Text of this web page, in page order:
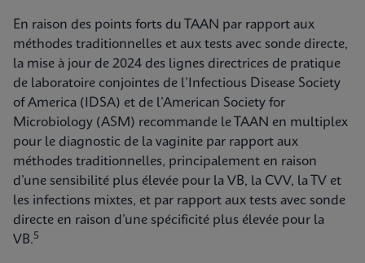
En raison des points forts du TAAN par rapport aux
méthodes traditionnelles et aux tests avec sonde directe,
la mise à jour de 2024 des lignes directrices de pratique
de laboratoire conjointes de l’Infectious Disease Society
of America (IDSA) et de l’American Society for
Microbiology (ASM) recommande le TAAN en multiplex
pour le diagnostic de la vaginite par rapport aux
méthodes traditionnelles, principalement en raison
d’une sensibilité plus élevée pour la VB, la CVV, la TV et
les infections mixtes, et par rapport aux tests avec sonde
directe en raison d’une spécificité plus élevée pour la
VB.5